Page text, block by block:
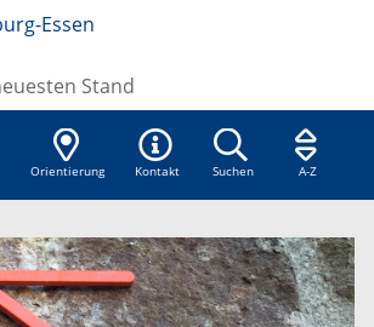
Essen
Stand
Orientierung Kontakt Suchen A-Z